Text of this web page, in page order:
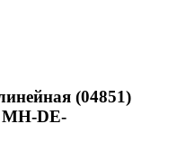
(04851)
MH-DE-